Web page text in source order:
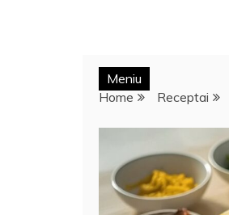
Meniu
Home
Receptai